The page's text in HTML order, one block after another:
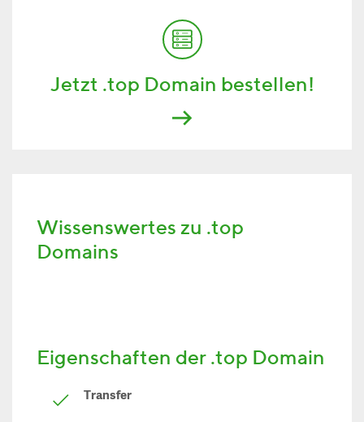
Jetzt .top Domain bestellen!
Wissenswertes zu .top
Domains
Eigenschaften der .top Domain
Transfer